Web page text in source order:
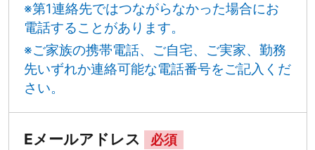
※第1連絡先ではつながらなかった場合にお
電話することがあります。
※ご家族の携帯電話、ご自宅、ご実家、勤務
先いずれか連絡可能な電話番号をご記入くだ
さい。
Eメールアドレス 必須